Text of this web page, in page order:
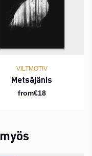
VILTMOTIV
Metsäjänis
from€18